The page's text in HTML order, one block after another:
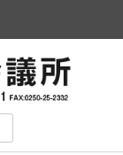
会議所